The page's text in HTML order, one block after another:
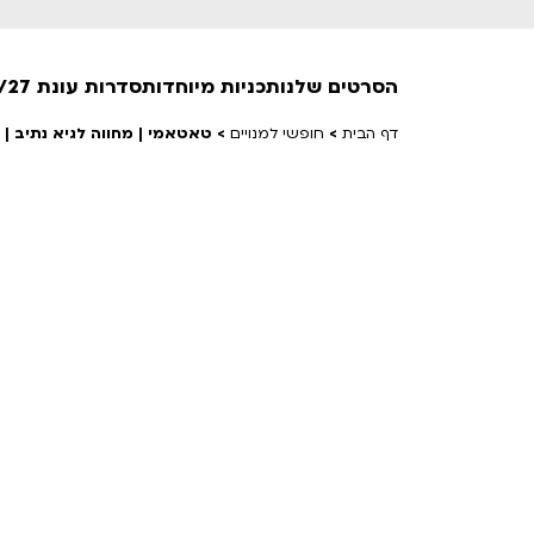
הסרטים שלנותכניות מיוחדותסדרות עונת 26/27
דף הבית > חופשי למנויים > טאטאמי | מחווה לגיא נתיב |